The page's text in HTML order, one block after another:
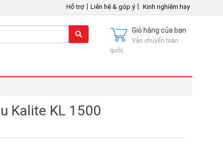
Hỗ trợ Liên hệ & góp ý Kinh nghiệm hay
Giỏ hàng của bạn
Vận chuyển toàn
quốc
Kalite KL 1500